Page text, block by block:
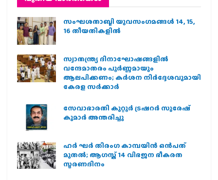
സംഘശതാബ്ദി യുവസംഗമങ്ങള്‍ 14, 15,
16 തീയതികളില്‍
സ്വാതന്ത്ര്യ ദിനാഘോഷങ്ങളിൽ
വന്ദേമാതരം പൂർണ്ണമായും
ആലപിക്കണം; കർശന നിർദ്ദേശവുമായി
കേരള സർക്കാർ
സേവാഭാരതി കുറ്റൂർ ട്രഷറർ സുരേഷ്
കുമാർ അന്തരിച്ചു
ഹര്‍ ഘര്‍ തിരംഗ കാമ്പയിന്‍ ഒന്‍പത്
മുതല്‍; ആഗസ്ത് 14 വിഭജന ഭീകരത
സ്മരണദിനം